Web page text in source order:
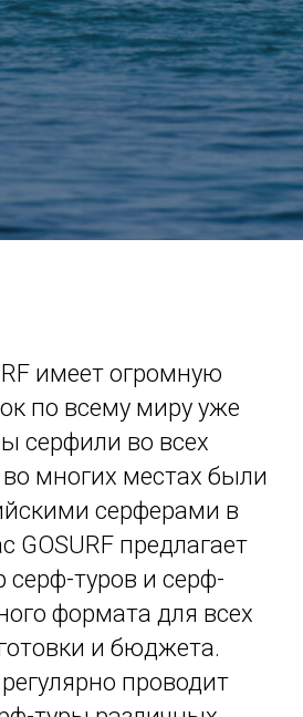
имеет огромную
по всему миру уже
серфили во всех
во многих местах были
серферами в
GOSURF предлагает
туров и серф-
формата для всех
и бюджета.
проводит